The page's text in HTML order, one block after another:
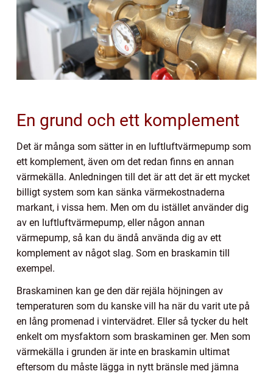
En grund och ett komplement
Det är många som sätter in en luftluftvärmepump som
ett komplement, även om det redan finns en annan
värmekälla. Anledningen till det är att det är ett mycket
billigt system som kan sänka värmekostnaderna
markant, i vissa hem. Men om du istället använder dig
av en luftluftvärmepump, eller någon annan
värmepump, så kan du ändå använda dig av ett
komplement av något slag. Som en braskamin till
exempel.
Braskaminen kan ge den där rejäla höjningen av
temperaturen som du kanske vill ha när du varit ute på
en lång promenad i vintervädret. Eller så tycker du helt
enkelt om mysfaktorn som braskaminen ger. Men som
värmekälla i grunden är inte en braskamin ultimat
eftersom du måste lägga in nytt bränsle med jämna